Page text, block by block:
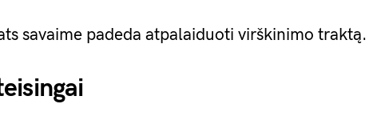
savaime padeda atpalaiduoti virškinimo traktą.